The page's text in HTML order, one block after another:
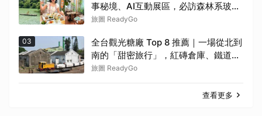
事秘境、AI互動展區，必訪森林系玻璃
屋餐廳
旅圖 ReadyGo
03
全台觀光糖廠 Top 8 推薦｜一場從北到
南的「甜密旅行」，紅磚倉庫、鐵道風
聲、甘蔗香氣交織！
旅圖 ReadyGo
查看更多